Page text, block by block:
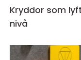
Kryddor som
nivå